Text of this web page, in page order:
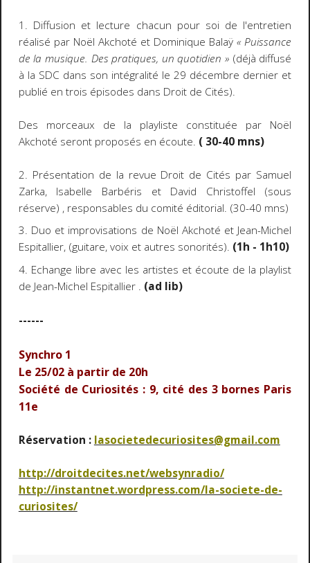
1. Diffusion et lecture chacun pour soi de l'entretien
réalisé par Noël Akchoté et Dominique Balaÿ« Puissance
de la musique. Des pratiques, un quotidien » (déjà diffusé
à la SDC dans son intégralité le 29 décembre dernier et
publié en trois épisodes dans Droit de Cités).
Des morceaux de la playliste constituée par Noël
Akchoté seront proposés en écoute. ( 30-40 mns)
2. Présentation de la revue Droit de Cités par Samuel
Zarka, Isabelle Barbéris et David Christoffel (sous
réserve) , responsables du comité éditorial. (30-40 mns)
3. Duo et improvisations de Noël Akchoté et Jean-Michel
Espitallier, (guitare, voix et autres sonorités). (1h - 1h10)
4. Echange libre avec les artistes et écoute de la playlist
de Jean-Michel Espitallier . (ad lib)
------
Synchro 1
Le 25/02 à partir de 20h
Société de Curiosités : 9, cité des 3 bornes Paris
11e
Réservation : lasocietedecuriosites@gmail.com
http://droitdecites.net/websynradio/
http://instantnet.wordpress.com/la-societe-de-
curiosites/